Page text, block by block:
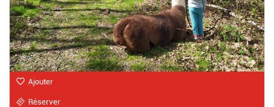
Ajouter
Réserver